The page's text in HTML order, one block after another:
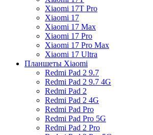
Xiaomi 17T Pro
Xiaomi 17
Xiaomi 17 Max
Xiaomi 17 Pro
Xiaomi 17 Pro Max
Xiaomi 17 Ultra
Планшеты Xiaomi
Redmi Pad 2 9.7
Redmi Pad 2 9.7 4G
Redmi Pad 2
Redmi Pad 2 4G
Redmi Pad Pro
Redmi Pad Pro 5G
Redmi Pad 2 Pro